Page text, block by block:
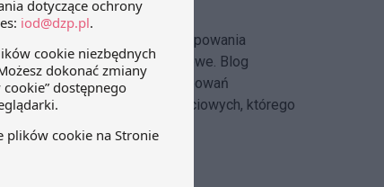
Hlebickiej-Józefowicz
postępowania
restrukturyzacyjne i upadłościowe. Blog
tworzony przez zespół postępowań
restrukturyzacyjnych i upadłościowych, którego
szefem jest Michał Cecerko.